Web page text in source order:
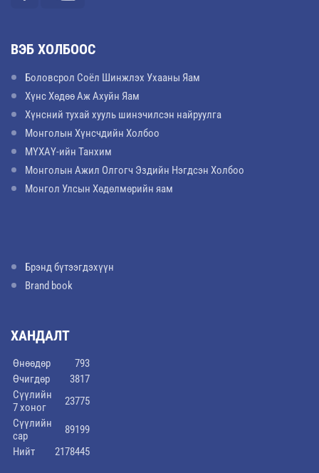
ВЭБ ХОЛБООС
Боловсрол Соёл Шинжлэх Ухааны Яам
Хүнс Хөдөө Аж Ахуйн Яам
Хүнсний тухай хууль шинэчилсэн найруулга
Монголын Хүнсчдийн Холбоо
МҮХАҮ-ийн Танхим
Монголын Ажил Олгогч Эздийн Нэгдсэн Холбоо
Монгол Улсын Хөдөлмөрийн яам
Брэнд бүтээгдэхүүн
Brand book
ХАНДАЛТ
Өнөөдөр
793
Өчигдөр
3817
Сүүлийн
7 хоног
23775
Сүүлийн
сар
89199
Нийт
2178445